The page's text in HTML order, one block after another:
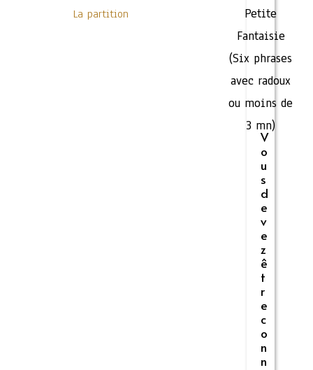
La partition
Petite
Fantaisie
(Six phrases
avec radoux
ou moins de
3 mn)
V
o
u
s
d
e
v
e
z
ê
t
r
e
c
o
n
n